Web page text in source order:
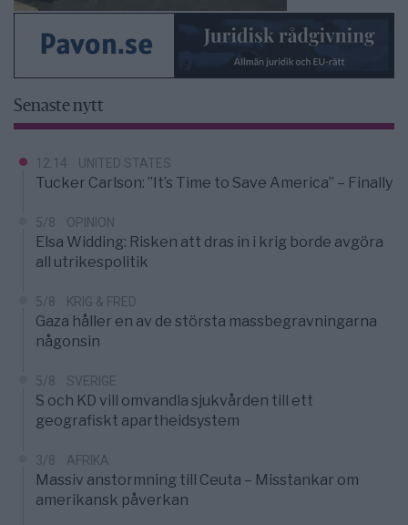
Senaste nytt
12:14 UNITED STATES
Tucker Carlson: ”It’s Time to Save America” – Finally
5/8 OPINION
Elsa Widding: Risken att dras in i krig borde avgöra
all utrikespolitik
5/8 KRIG & FRED
Gaza håller en av de största massbegravningarna
någonsin
5/8 SVERIGE
S och KD vill omvandla sjukvården till ett
geografiskt apartheidsystem
3/8 AFRIKA
Massiv anstormning till Ceuta – Misstankar om
amerikansk påverkan